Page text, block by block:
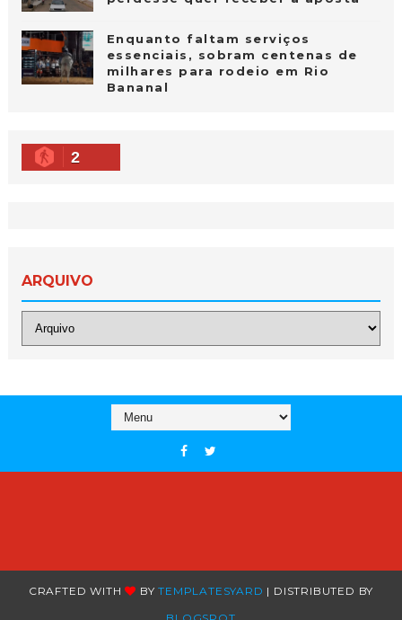
Enquanto faltam serviços
essenciais, sobram centenas de
milhares para rodeio em Rio
Bananal
2
ARQUIVO
CRAFTED WITH BYTEMPLATESYARD | DISTRIBUTED BY